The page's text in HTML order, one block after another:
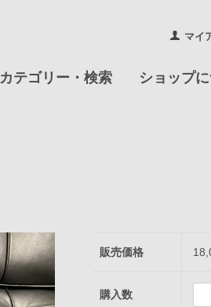
マイ
カテゴリー・検索 ショップ
販売価格
購入数